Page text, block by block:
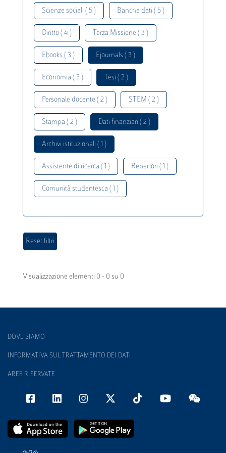
Scienze sociali ( 5 ) Banche dati ( 5 )
Diritto ( 4 ) Terza Missione ( 3 )
Ebooks ( 3 ) Ejournals ( 3 )
Economia ( 3 ) Tesi ( 2 )
Personale docente ( 2 ) STEM ( 2 )
Stampa ( 2 ) Dati finanziari ( 2 )
Archivi istituzionali ( 1 )
Assistente di ricerca ( 1 ) Repertori ( 1 )
Comunità studentesca ( 1 )
Visualizzazione elementi 0 - 0 su 0
DOVE SIAMO
INFORMATIVA SUL TRATTAMENTO DEI DATI
AREE RISERVATE